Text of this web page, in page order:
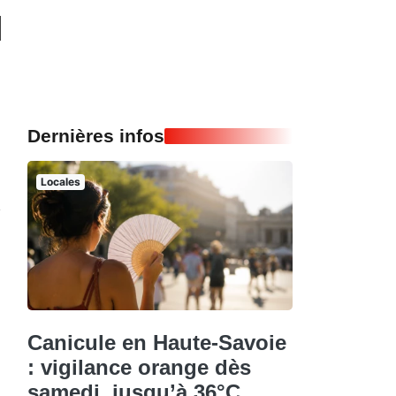
Dernières infos
Locales
Canicule en Haute-Savoie
: vigilance orange dès